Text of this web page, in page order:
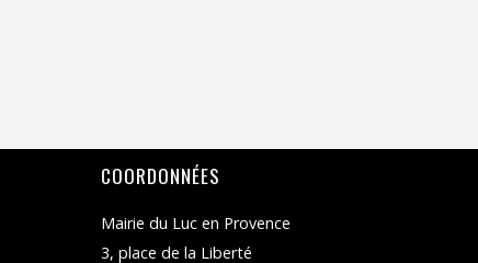
COORDONNÉES
Mairie du Luc en Provence
3, place de la Liberté